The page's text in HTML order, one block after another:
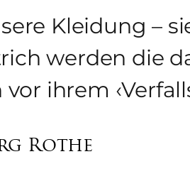
Kleidung –
werden die
ihrem
Rothe